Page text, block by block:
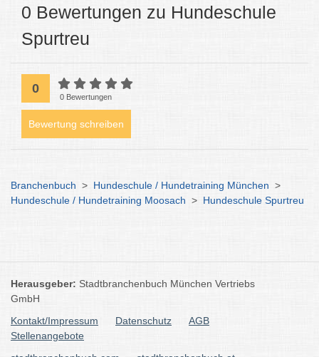
0 Bewertungen zu Hundeschule
Spurtreu
0
0 Bewertungen
Bewertung schreiben
Branchenbuch > Hundeschule / Hundetraining München >
Hundeschule / Hundetraining Moosach > Hundeschule Spurtreu
Herausgeber: Stadtbranchenbuch München Vertriebs
GmbH
Kontakt/Impressum
Datenschutz
AGB
Stellenangebote